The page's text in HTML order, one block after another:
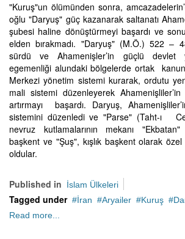
"Kuruş"un ölümünden sonra,
oğlu "Daryuş" güç kazanarak saltanatı
şubesi haline dönüştürmeyi başardı ve
elden bırakmadı. "Daryuş" (M.Ö.) 522 –
sürdü ve Ahamenişler’in güçlü devlet
egemenliği alundaki bölgelerde ortak
Merkezi yönetim sistemi kurarak, ordutu
mali sistemi düzenleyerek
artırmayı başardı. Daryuş,
sistemini düzenledi ve "Parse" (Taht-ı
nevruz kutlamalarının mekanı
başkent ve "Şuş", kışlık başkent olarak
oldular.
Published in İslam Ülkeleri
Tagged under İran Aryailer Kuruş
Read more...